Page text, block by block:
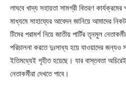
লাঘবে খাদ্য সহায়তা সামগ্রী বিতরণ কার্যক্রমের
মাধ্যমে সাহায্যের আবেদন জানিয়ে আমাদের
টিমের পরামর্শ নিয়ে জাতীয় পার্টির তৃনমুল
পরিচালনা করতে দুঃসাধ্য হয়ে যাওয়াদের জন্যও
ইতিমধ্যেই গৃহীত হয়েছে। যার বাস্তবতা
নেতাকর্মীরা দেখতে পাবে।